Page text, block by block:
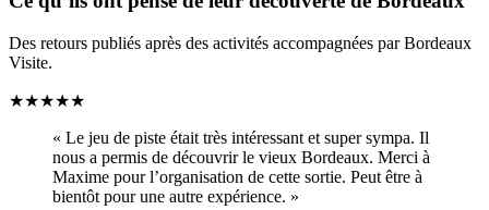
nous a permis de découvrir le vieux Bordeaux. Merci à
★★★★★
« Alors juste un superbe moment !!!! La visite “Le
Voleur du Grand Théâtre” permet une jolie